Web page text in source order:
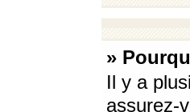
»
Il y a
assurez-